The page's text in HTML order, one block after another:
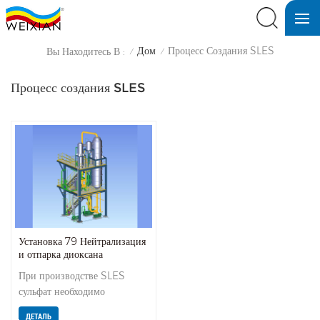
Вы Находитесь В : / Дом / Процесс Создания SLES
Процесс создания SLES
Установка 79 Нейтрализация
и отпарка диоксана
При производстве SLES
сульфат необходимо
нейтрализовать чистой
ДЕТАЛЬ